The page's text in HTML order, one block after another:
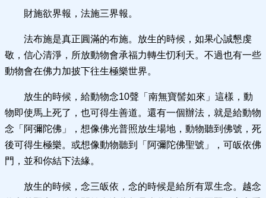
財施欲界報，法施三界報。
法布施是真正圓滿的布施。放生的時候，如果心誠懇虔
敬，信心清淨，所放動物會承福力轉生忉利天。不過也有一些
動物會在佛力加披下往生極樂世界。
放生的時候，給動物念10聲「南無寶髻如來」這樣，動
物即使馬上死了，也可得生善道。還有一個辦法，就是給動物
念「阿彌陀佛」，想像佛光普照放生場地，動物聽到佛號，死
後可得生極樂。或想像動物聽到「阿彌陀佛聖號」，可皈依佛
門，並和你結下法緣。
放生的時候，念三皈依，念的時候是給所有眾生念。越念